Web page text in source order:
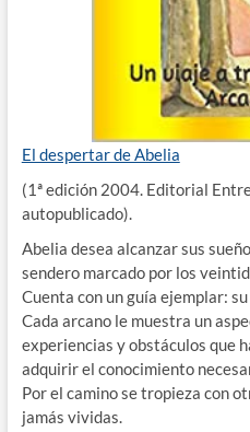
El despertar de Abelia
(1ª edición 2004. Editorial
autopublicado).
Abelia desea alcanzar sus
sendero marcado por los
Cuenta con un guía ejemplar:
Cada arcano le muestra un
experiencias y obstáculos que
adquirir el conocimiento
Por el camino se tropieza con
jamás vividas.